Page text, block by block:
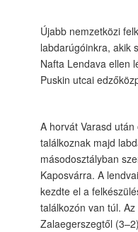
Újabb nemzetközi
labdarúgóinkra, akik
Nafta Lendava ellen
Puskin utcai
A horvát Varasd
találkoznak majd
másodosztályban
Kaposvárra. A
kezdte el a
találkozón van túl.
Zalaegerszegtől